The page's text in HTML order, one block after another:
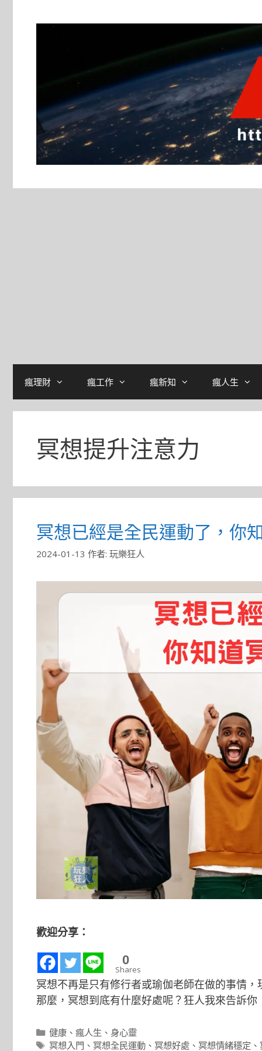
瘋理財 瘋工作 瘋新知 瘋人生
冥想提升注意力
冥想已經是全民運動了，你
2024-01-13 作者: 玩樂狂人
歡迎分享：
0
Shares
冥想不再是只有修行者或瑜伽老師在做的事情
那麼，冥想到底有什麼好處呢？狂人我來告訴你
分
類
健康 、瘋人生 、 身心靈
標
冥想入門 、 冥想全民運動 、 冥想好處 、 冥想情緒穩定 、